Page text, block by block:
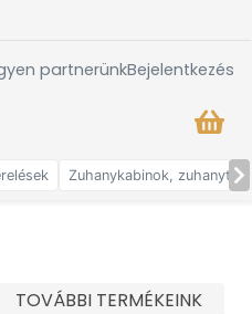
partnerünkBejelentkezés
Zuhanykabinok,
TOVÁBBI TERMÉKEINK